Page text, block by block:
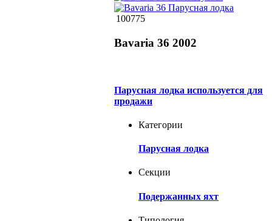
100775
Bavaria 36 2002
Парусная лодка используется для
продажи
Категории
Парусная лодка
Секции
Подержанных яхт